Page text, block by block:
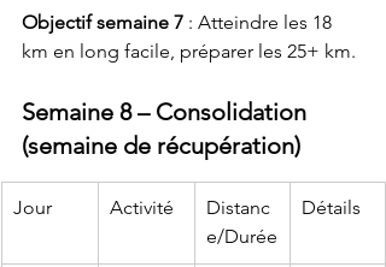
Objectif semaine 7 : Atteindre les 18
km en long facile, préparer les 25+ km.
Semaine 8 – Consolidation
(semaine de récupération)
Jour Activité
Distanc
e/Durée
Détails